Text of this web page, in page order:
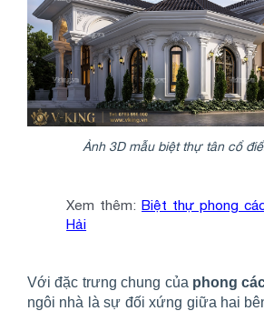
Ảnh 3D mẫu biệt thự tân cổ
Xem thêm:Biệt thự phong
Hải
Với đặc trưng chung của phong
ngôi nhà là sự đối xứng giữa hai